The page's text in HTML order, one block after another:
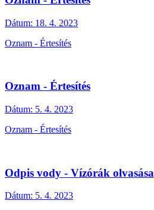
Dátum: 18. 4. 2023
Oznam - Értesítés
Oznam - Értesítés
Dátum: 5. 4. 2023
Oznam - Értesítés
Odpis vody - Vízórák olvasása
Dátum: 5. 4. 2023